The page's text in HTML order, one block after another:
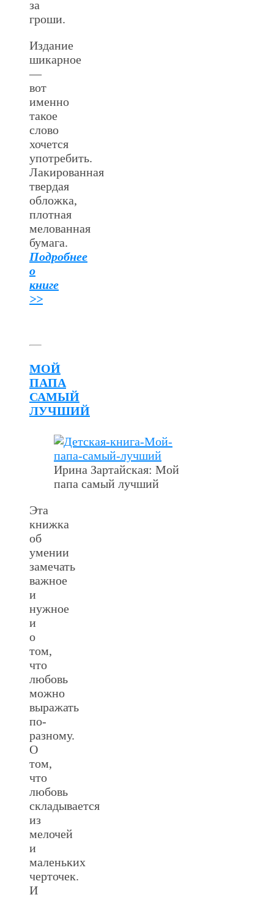
за
гроши.
Издание
шикарное
—
вот
именно
такое
слово
хочется
употребить.
Лакированная
твердая
обложка,
плотная
мелованная
бумага.
Подробнее
о
книге
>>
МОЙ
ПАПА
САМЫЙ
ЛУЧШИЙ
Ирина Зартайская: Мой
папа самый лучший
Эта
книжка
об
умении
замечать
важное
и
нужное
и
о
том,
что
любовь
можно
выражать
по-
разному.
О
том,
что
любовь
складывается
из
мелочей
и
маленьких
черточек.
И